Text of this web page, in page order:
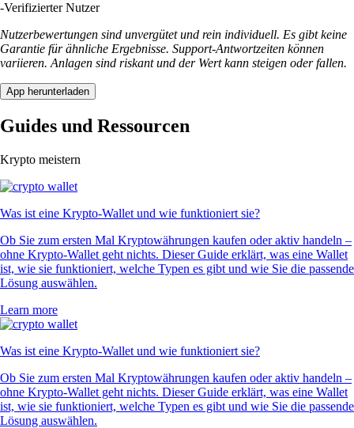
-Verifizierter Nutzer
Nutzerbewertungen sind unvergütet und rein individuell. Es gibt keine
Garantie für ähnliche Ergebnisse. Support-Antwortzeiten können
variieren. Anlagen sind riskant und der Wert kann steigen oder fallen.
App herunterladen
Guides und Ressourcen
Krypto meistern
Was ist eine Krypto-Wallet und wie funktioniert sie?
Ob Sie zum ersten Mal Kryptowährungen kaufen oder aktiv handeln –
ohne Krypto-Wallet geht nichts. Dieser Guide erklärt, was eine Wallet
ist, wie sie funktioniert, welche Typen es gibt und wie Sie die passende
Lösung auswählen.
Learn more
Was ist eine Krypto-Wallet und wie funktioniert sie?
Ob Sie zum ersten Mal Kryptowährungen kaufen oder aktiv handeln –
ohne Krypto-Wallet geht nichts. Dieser Guide erklärt, was eine Wallet
ist, wie sie funktioniert, welche Typen es gibt und wie Sie die passende
Lösung auswählen.